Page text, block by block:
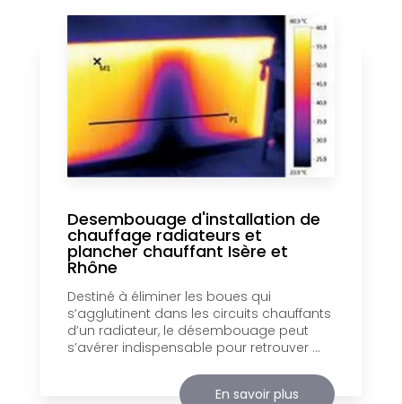
Desembouage d'installation de
chauffage radiateurs et
plancher chauffant Isère et
Rhône
Destiné à éliminer les boues qui
s’agglutinent dans les circuits chauffants
d’un radiateur, le désembouage peut
s’avérer indispensable pour retrouver ...
En savoir plus